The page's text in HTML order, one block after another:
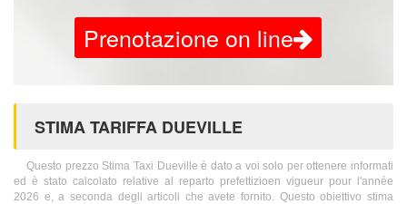
Prenotazione on line
STIMA TARIFFA DUEVILLE
Questo prezzo Stima Taxi Dueville è dato a voi solo per ottenere informati
ed è stato calcolato relative al reparto prefettizioen vigueur pour l'année
2026 e, a seconda degli articoli che avete fornito. Questo obiettivo stima